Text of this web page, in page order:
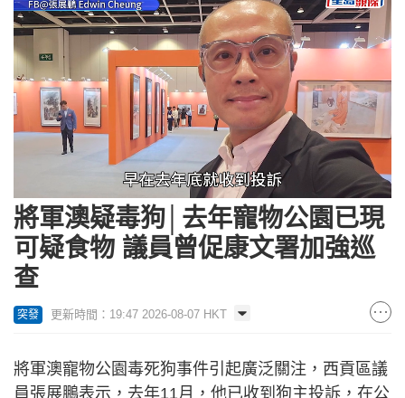
Loaded:
55.37%
將軍澳疑毒狗│去年寵物公園已現
可疑食物 議員曾促康文署加強巡
查
突發 更新時間：19:47 2026-08-07 HKT
將軍澳寵物公園毒死狗事件引起廣泛關注，西貢區議
員張展鵬表示，去年11月，他已收到狗主投訴，在公